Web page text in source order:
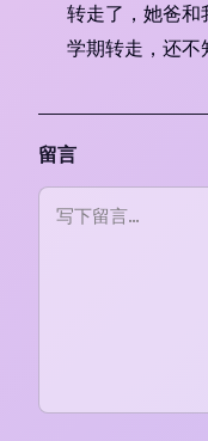
转走了，她爸和
学期转走，还不
留言